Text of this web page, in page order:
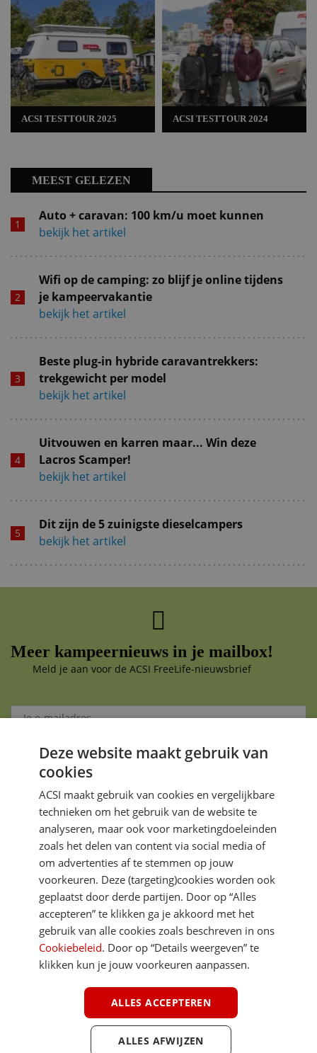
ACSI TESTTOUR 2025 ACSI TESTTOUR 2024
MEEST GELEZEN
Auto + caravan: 100 km/u moet kunnen
bekijk het artikel
Wifi op de camping: zo blijf je online tijdens
je kampeervakantie
bekijk het artikel
Beste plug-in hybride caravantrekkers:
trekgewicht per model
bekijk het artikel
Uitvouwen en karren maar... Win deze
Lacros Scamper!
bekijk het artikel
Dit zijn de 5 zuinigste dieselcampers
bekijk het artikel
Meer kampeernieuws in je mailbox!
Meld je aan voor de ACSI FreeLife-nieuwsbrief
Aanmelden
Je gegevens zijn veilig en worden niet gedeeld met anderen
DIRECT NAAR
MEER ACSI FREELIFE
Deze website maakt gebruik van
cookies
ACSI maakt gebruik van cookies en vergelijkbare
technieken om het gebruik van de website te
analyseren, maar ook voor marketingdoeleinden
zoals het delen van content via social media of
om advertenties af te stemmen op jouw
voorkeuren. Deze (targeting)cookies worden ook
geplaatst door derde partijen. Door op “Alles
accepteren” te klikken ga je akkoord met het
gebruik van alle cookies zoals beschreven in ons
Cookiebeleid. Door op “Details weergeven” te
klikken kun je jouw voorkeuren aanpassen.
ALLES ACCEPTEREN
ALLES AFWIJZEN